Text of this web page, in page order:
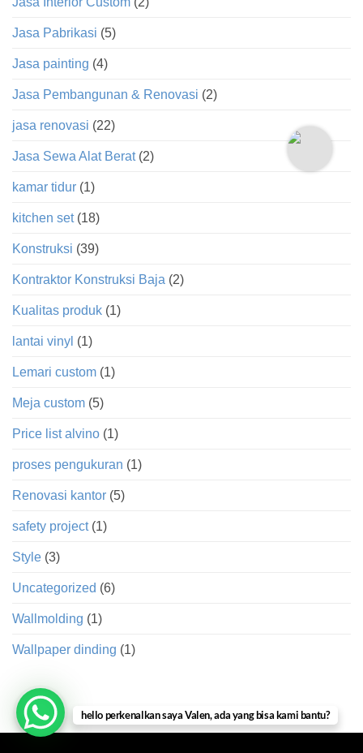
Jasa Pabrikasi (5)
Jasa painting (4)
Jasa Pembangunan & Renovasi (2)
jasa renovasi (22)
Jasa Sewa Alat Berat(2)
kamar tidur (1)
kitchen set(18)
Konstruksi (39)
Kontraktor Konstruksi Baja (2)
Kualitas produk (1)
lantai vinyl (1)
Lemari custom (1)
Meja custom (5)
Price list alvino (1)
proses pengukuran (1)
Renovasi kantor (5)
safety project(1)
Style (3)
Uncategorized (6)
Wallmolding (1)
Wallpaper dinding (1)
hello perkenalkan saya Valen, ada yang bisa kami bantu?